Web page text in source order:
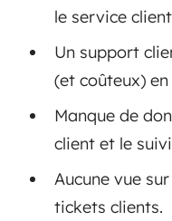
le service
Un support
(et coûteux)
Manque de
client et le
Aucune vue
tickets clients.